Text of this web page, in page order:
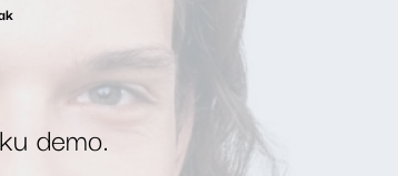
demo.